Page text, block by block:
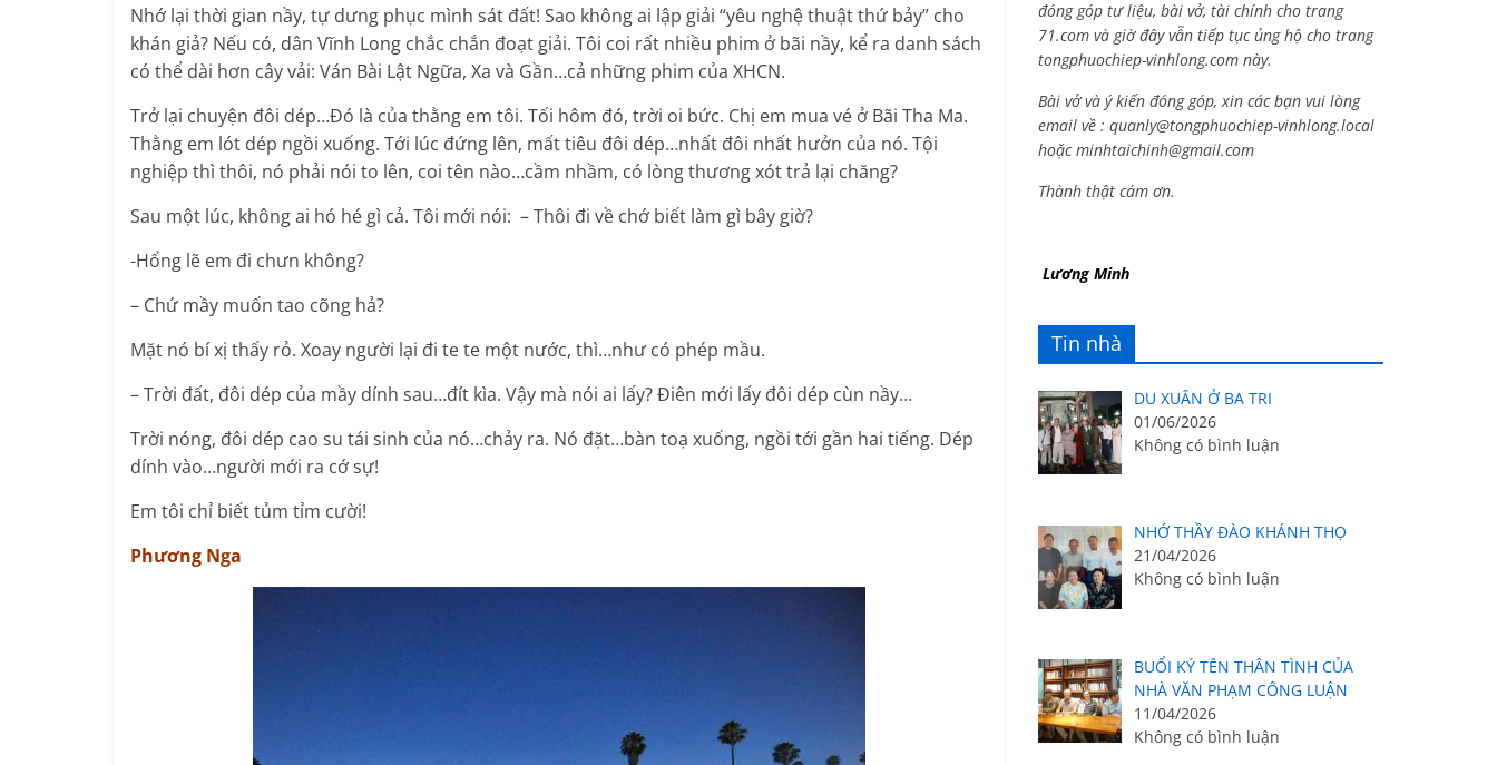
Nhớ lại thời gian nầy, tự dưng phục mình sát đất! Sao không ai lập giải “yêu nghệ thuật thứ bảy” cho
khán giả? Nếu có, dân Vĩnh Long chắc chắn đoạt giải. Tôi coi rất nhiều phim ở bãi nầy, kể ra danh sách
có thể dài hơn cây vải: Ván Bài Lật Ngữa, Xa và Gần…cả những phim của XHCN.
Trở lại chuyện đôi dép…Đó là của thằng em tôi. Tối hôm đó, trời oi bức. Chị em mua vé ở Bãi Tha Ma.
Thằng em lót dép ngồi xuống. Tới lúc đứng lên, mất tiêu đôi dép…nhất đôi nhất hưởn của nó. Tội
nghiệp thì thôi, nó phải nói to lên, coi tên nào…cầm nhầm, có lòng thương xót trả lại chăng?
Sau một lúc, không ai hó hé gì cả. Tôi mới nói: – Thôi đi về chớ biết làm gì bây giờ?
-Hổng lẽ em đi chưn không?
– Chứ mầy muốn tao cõng hả?
Mặt nó bí xị thấy rỏ. Xoay người lại đi te te một nước, thì…như có phép mầu.
– Trời đất, đôi dép của mầy dính sau…đít kìa. Vậy mà nói ai lấy? Điên mới lấy đôi dép cùn nầy…
Trời nóng, đôi dép cao su tái sinh của nó…chảy ra. Nó đặt…bàn toạ xuống, ngồi tới gần hai tiếng. Dép
dính vào…người mới ra cớ sự!
Em tôi chỉ biết tủm tỉm cười!
Phương Nga
đóng góp tư liệu, bài vở, tài chính cho trang
71.com và giờ đây vẫn tiếp tục ủng hộ cho trang
tongphuochiep-vinhlong.com này.
Bài vở và ý kiến đóng góp, xin các bạn vui lòng
email về : quanly@tongphuochiep-vinhlong.local
hoặcminhtaichinh@gmail.com
Thành thật cám ơn.
Lương Minh
Tin nhà
DU XUÂN Ở BA TRI
01/06/2026
Không có bình luận
NHỚ THẦY ĐÀO KHÁNH THỌ
21/04/2026
Không có bình luận
BUỔI KÝ TÊN THÂN TÌNH CỦA
NHÀ VĂN PHẠM CÔNG LUẬN
11/04/2026
Không có bình luận